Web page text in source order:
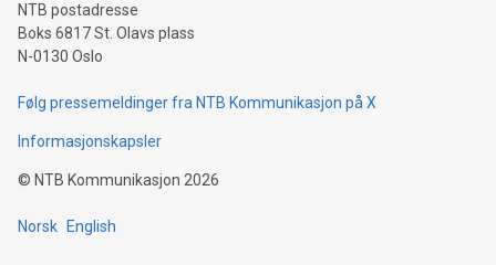
NTB postadresse
Boks 6817 St. Olavs plass
N-0130 Oslo
Følg pressemeldinger fra NTB Kommunikasjon på X
Informasjonskapsler
© NTB Kommunikasjon 2026
Norsk English